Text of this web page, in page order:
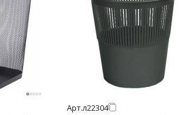
Арт.л22304